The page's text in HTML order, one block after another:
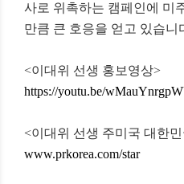
사로 위촉하는 캠페인에 미
만큼 큰 호응을 얻고 있습니
<이대위 선생 홍보영상>
https://youtu.be/
<이대위 선생 주미국 대한
www.prkorea.com/star